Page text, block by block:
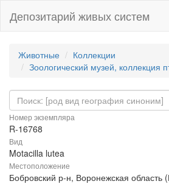
Депозитарий живых систем
Животные
Коллекции
Зоологический музей, коллекция
Номер экземпляра
R-16768
Вид
Motacilla lutea
Местоположение
Бобровский р-н, Воронежская область